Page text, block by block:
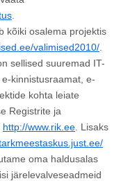
kõiki osalema projektis
valimised2010/
sellised suuremad IT-
kinnistusraamat, e-
kohta leiate
Registrite ja
http://www.rik.ee . Lisaks
oma haldusalas
järelevalveseadmeid